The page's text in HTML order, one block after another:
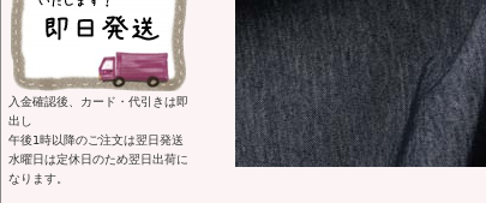
入金確認後、カード・代引きは即
出し
午後1時以降のご注文は翌日発送
水曜日は定休日のため翌日出荷に
なります。